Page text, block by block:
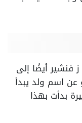
فنشير أيضًا إلى
عن اسم ولد يبدأ
بدأت بهذا